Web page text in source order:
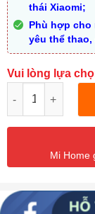
thái Xiaomi;
Phù hợp
yêu thể
Vui lòng lựa
Mi Home